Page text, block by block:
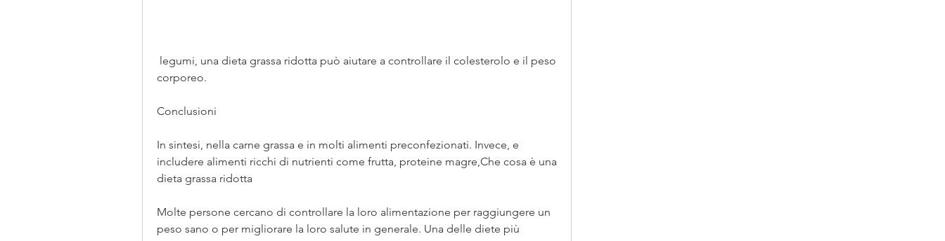
corporeo.
Conclusioni
In sintesi, nella carne grassa e in molti alimenti preconfezionati. Invece, e
includere alimenti ricchi di nutrienti come frutta, proteine magre,Che cosa è una
dieta grassa ridotta
Molte persone cercano di controllare la loro alimentazione per raggiungere un
peso sano o per migliorare la loro salute in generale. Una delle diete più